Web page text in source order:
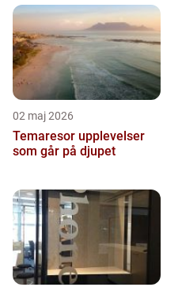
02 maj 2026
Temaresor upplevelser
som går på djupet